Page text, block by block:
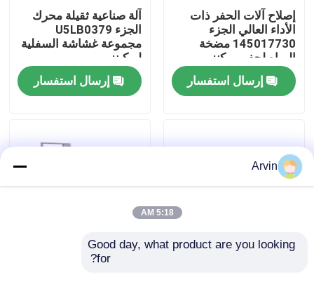
جولة في المعمل
ضبط الجودة
اتصل بنا
طلب اقتباس
إصلاح آلات الحفر ذات
الأداء العالي الجزء
145017730 مضخة
المياه لحفر بيركنز
إرسال استفسار
آلة صناعية ثقيلة محرك
الجزء U5LB0379
مجموعة غشاشة السفلية
لبركينز
إرسال استفسار
تصفية زيت هيدروليكية
Arvin
5:18 AM
Good day, what product are you looking
for?